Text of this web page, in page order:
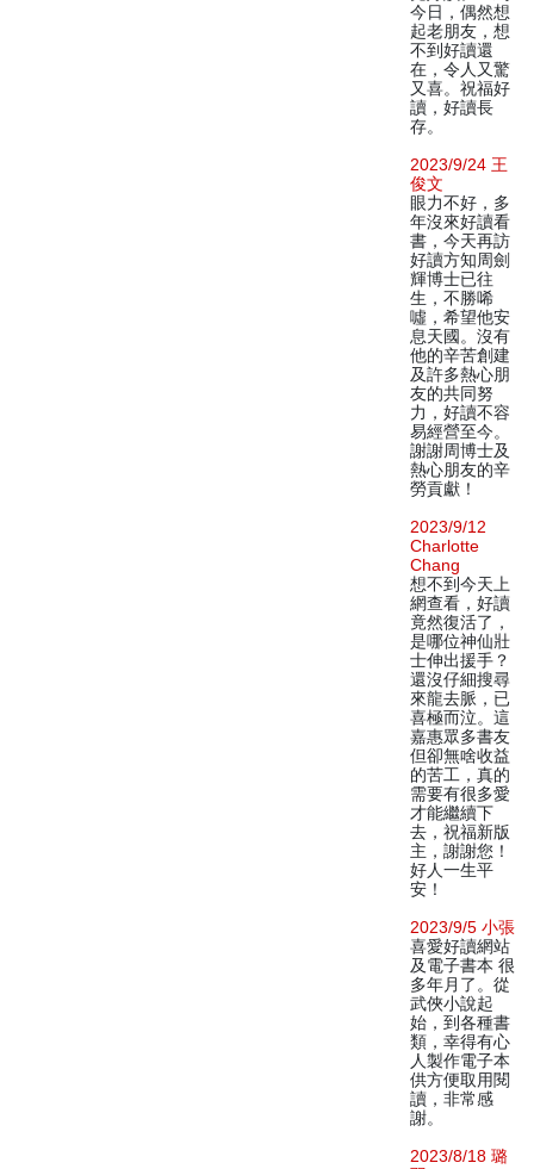
今日，偶然想
起老朋友，想
不到好讀還
在，令人又驚
又喜。祝福好
讀，好讀長
存。
2023/9/24 王
俊文
眼力不好，多
年沒來好讀看
書，今天再訪
好讀方知周劍
輝博士已往
生，不勝唏
噓，希望他安
息天國。沒有
他的辛苦創建
及許多熱心朋
友的共同努
力，好讀不容
易經營至今。
謝謝周博士及
熱心朋友的辛
勞貢獻！
2023/9/12
Charlotte
Chang
想不到今天上
網查看，好讀
竟然復活了，
是哪位神仙壯
士伸出援手？
還沒仔細搜尋
來龍去脈，已
喜極而泣。這
嘉惠眾多書友
但卻無啥收益
的苦工，真的
需要有很多愛
才能繼續下
去，祝福新版
主，謝謝您！
好人一生平
安！
2023/9/5 小張
喜愛好讀網站
及電子書本 很
多年月了。從
武俠小說起
始，到各種書
類，幸得有心
人製作電子本
供方便取用閱
讀，非常感
謝。
2023/8/18 璐